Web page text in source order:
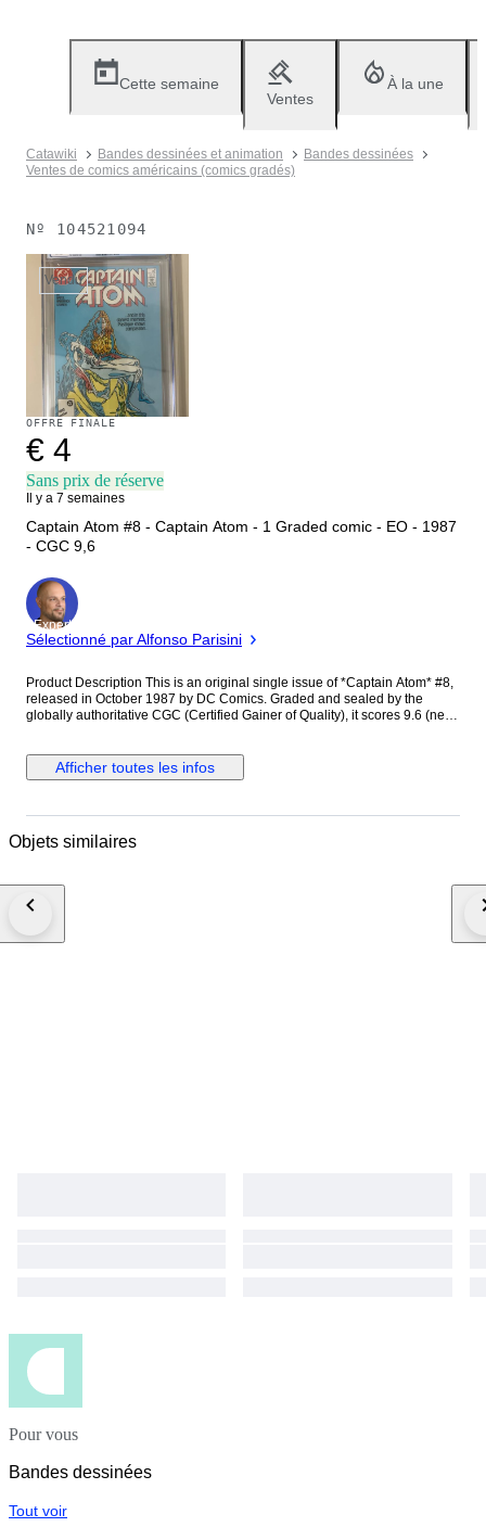
Cette semaine
Ventes
À la une
Catawiki Bandes dessinées et animation
Bandes dessinées
Ventes de comics américains (comics gradés)
Nº 104521094
Vendu
OFFRE FINALE
€ 4
Sans prix de réserve
Il y a 7 semaines
Captain Atom #8 - Captain Atom - 1 Graded comic - EO - 1987
- CGC 9,6
Expert
Sélectionné par Alfonso Parisini
Product Description This is an original single issue of *Captain Atom* #8,
released in October 1987 by DC Comics. Graded and sealed by the
globally authoritative CGC (Certified Gainer of Quality), it scores 9.6 (near
throughout, preserving the original condition of the comic without wear or
creases. Content Highlights: The cover pays homage to Michelangelo's
cover features a classic retro advertisement from *Dungeons & Dragons:
designed the cover and inner pages, with Bob Smith handling the inking.
Afficher toutes les infos
Objets similaires
Pour vous
Bandes dessinées
Tout voir